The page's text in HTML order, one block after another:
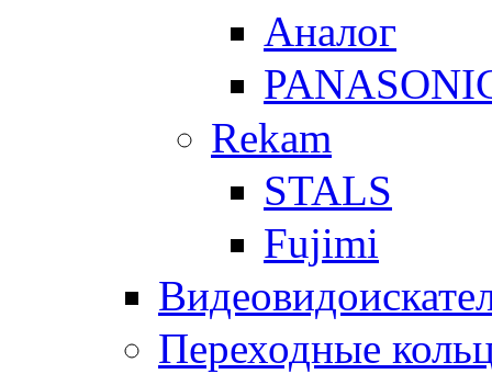
Аналог
Rekam
STALS
Fujimi
Переходные